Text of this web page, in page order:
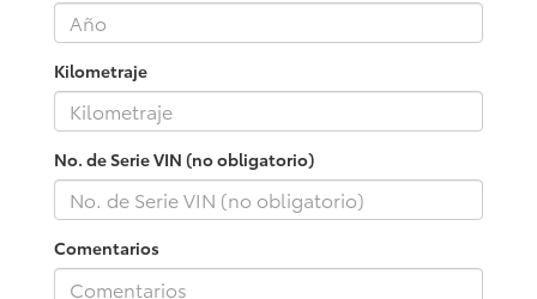
Kilometraje
No. de Serie VIN (no obligatorio)
Comentarios